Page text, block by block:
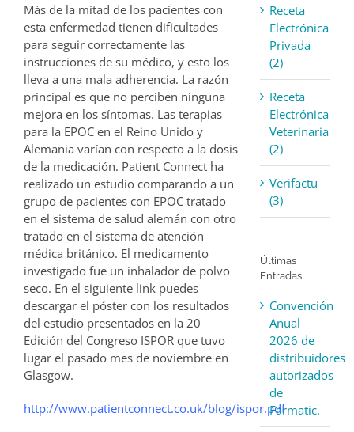
Más de la mitad de los pacientes con
esta enfermedad tienen dificultades
para seguir correctamente las
instrucciones de su médico, y esto los
lleva a una mala adherencia. La razón
principal es que no perciben ninguna
mejora en los síntomas. Las terapias
para la EPOC en el Reino Unido y
Alemania varían con respecto a la dosis
de la medicación. Patient Connect ha
realizado un estudio comparando a un
grupo de pacientes con EPOC tratado
en el sistema de salud alemán con otro
tratado en el sistema de atención
médica británico. El medicamento
investigado fue un inhalador de polvo
seco. En el siguiente link puedes
descargar el póster con los resultados
del estudio presentados en la 20
Edición del Congreso ISPOR que tuvo
lugar el pasado mes de noviembre en
Glasgow.
http://www.patientconnect.co.uk/blog/ispor.pdf
Receta
Electrónica
Privada
(2)
Receta
Electrónica
Veterinaria
(2)
Verifactu
(3)
Últimas
Entradas
Convención
Anual
2026 de
distribuidores
autorizados
de
Farmatic.